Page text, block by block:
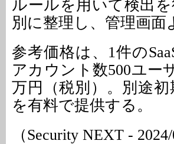
ルールを用いて検出
別に整理し、管理画
参考価格は、1件の
アカウント数500ユー
万円（税別）。別途
を有料で提供する。
（Security NEXT -